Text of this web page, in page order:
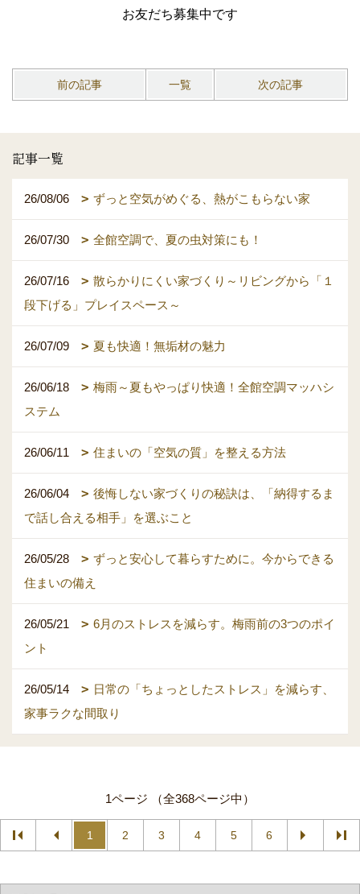
お友だち募集中です
前の記事 一覧 次の記事
記事一覧
26/08/06 ずっと空気がめぐる、熱がこもらない家
26/07/30 全館空調で、夏の虫対策にも！
26/07/16
散らかりにくい家づくり～リビングから「１
段下げる」プレイスペース～
26/07/09 夏も快適！無垢材の魅力
26/06/18
梅雨～夏もやっぱり快適！全館空調マッハシ
ステム
26/06/11 住まいの「空気の質」を整える方法
26/06/04
後悔しない家づくりの秘訣は、「納得するま
で話し合える相手」を選ぶこと
26/05/28
ずっと安心して暮らすために。今からできる
住まいの備え
26/05/21
6月のストレスを減らす。梅雨前の3つのポイ
ント
26/05/14
日常の「ちょっとしたストレス」を減らす、
家事ラクな間取り
1ページ （全368ページ中）
1 2 3 4 5 6